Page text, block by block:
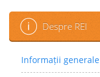
Despre REI
Informații generale